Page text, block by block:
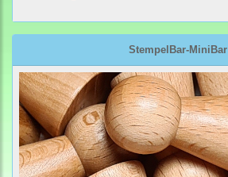
StempelBar-MiniBar